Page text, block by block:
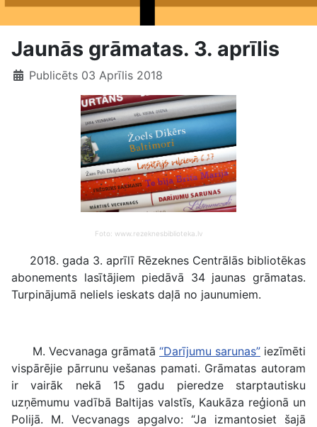
Jaunās grāmatas. 3. aprīlis
Publicēts 03 Aprīlis 2018
Foto: www.rezeknesbiblioteka.lv
2018. gada 3. aprīlī Rēzeknes Centrālās bibliotēkas
abonements lasītājiem piedāvā 34 jaunas grāmatas.
Turpinājumā neliels ieskats daļā no jaunumiem.
M. Vecvanaga grāmatā “Darījumu sarunas” iezīmēti
vispārējie pārrunu vešanas pamati. Grāmatas autoram
ir vairāk nekā 15 gadu pieredze starptautisku
uzņēmumu vadībā Baltijas valstīs, Kaukāza reģionā un
Polijā. M. Vecvanags apgalvo: “Ja izmantosiet šajā